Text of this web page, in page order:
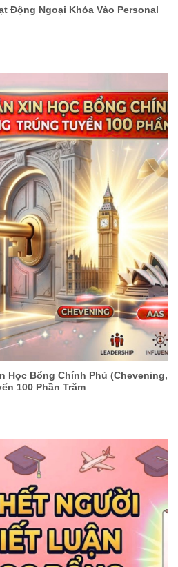
Động Ngoại Khóa Vào Personal
Học Bổng Chính Phủ (Chevening,
100 Phần Trăm